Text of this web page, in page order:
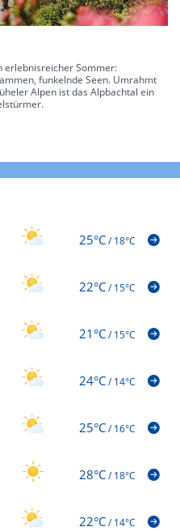
erlebnisreicher Sommer:
funkelnde Seen. Umrahmt
Alpen ist das Alpbachtal ein
25°C/18°C
22°C/15°C
21°C/15°C
24°C/14°C
25°C/16°C
28°C/18°C
22°C/14°C